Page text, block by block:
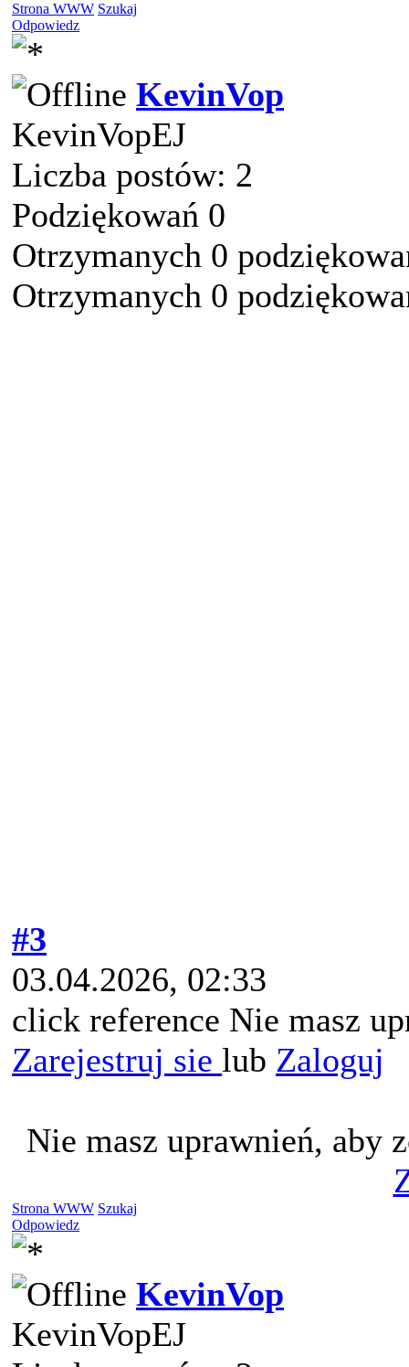
Strona WWW Szukaj
Odpowiedz
KevinVop
KevinVopEJ
Liczba postów: 2
Podziękowań 0
Otrzymanych 0
Otrzymanych 0
#3
03.04.2026, 02:33
click reference Nie masz
Zarejestruj sie lub Zaloguj
Nie masz uprawnień, aby
Strona WWW Szukaj
Odpowiedz
KevinVop
KevinVopEJ